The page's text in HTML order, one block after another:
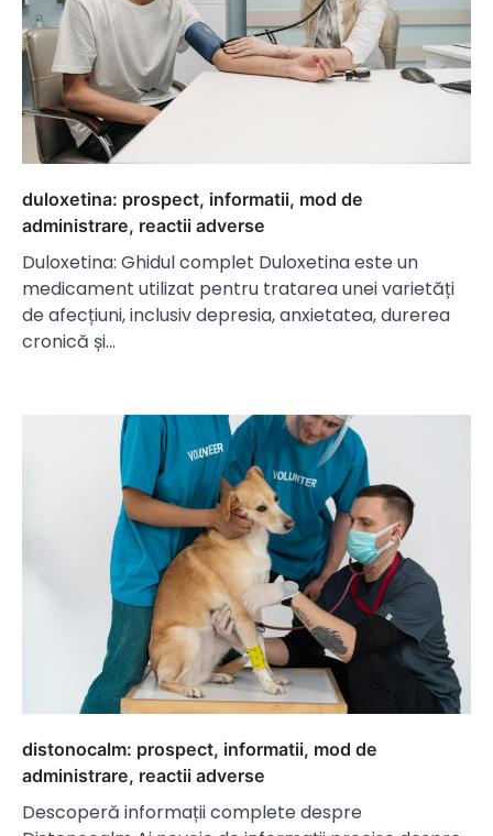
duloxetina: prospect, informatii, mod de
administrare, reactii adverse
Duloxetina: Ghidul complet Duloxetina este un
medicament utilizat pentru tratarea unei varietăți
de afecțiuni, inclusiv depresia, anxietatea, durerea
cronică și…
distonocalm: prospect, informatii, mod de
administrare, reactii adverse
Descoperă informații complete despre